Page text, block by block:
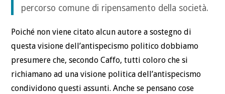
percorso comune di ripensamento della società.
Poiché non viene citato alcun autore a sostegno di
questa visione dell’antispecismo politico dobbiamo
presumere che, secondo Caffo, tutti coloro che si
richiamano ad una visione politica dell’antispecismo
condividono questi assunti. Anche se pensano cose